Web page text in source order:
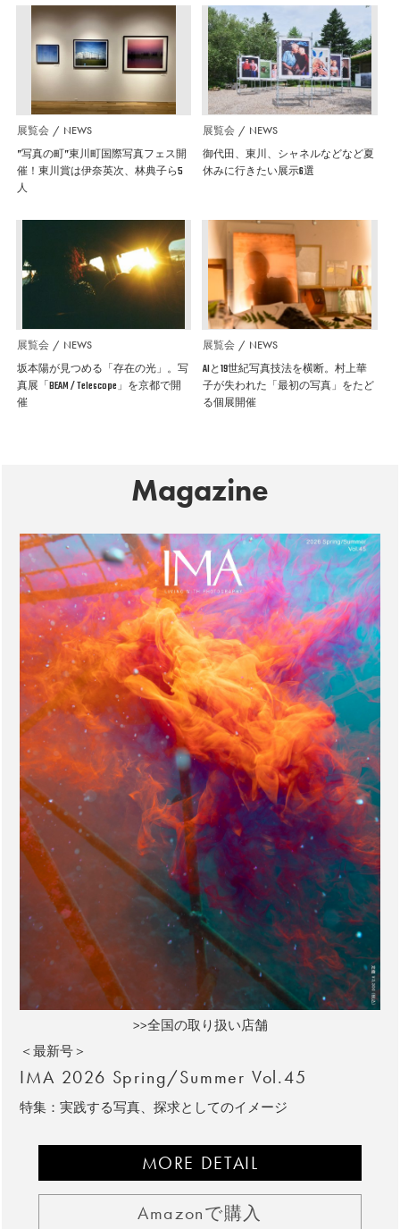
展覧会 NEWS
”写真の町”東川町国際写真フェス開
催！東川賞は伊奈英次、林典子ら5
人
展覧会 NEWS
御代田、東川、シャネルなどなど夏
休みに行きたい展示6選
展覧会 NEWS
坂本陽が見つめる「存在の光」。写
真展「BEAM / Telescope」を京都で開
催
展覧会 NEWS
AIと19世紀写真技法を横断。村上華
子が失われた「最初の写真」をたど
る個展開催
Magazine
>>全国の取り扱い店舗
＜最新号＞
IMA 2026 Spring/Summer Vol.45
特集：実践する写真、探求としてのイメージ
MORE DETAIL
Amazonで購入